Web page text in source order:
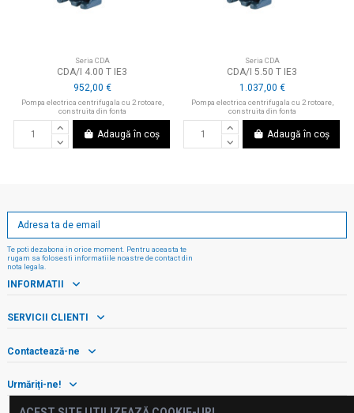
Seria CDA
CDA/I 4.00 T IE3
952,00 €
Pompa electrica centrifugala cu 2 rotoare,
construita din fonta
Adaugă în coș
Seria CDA
CDA/I 5.50 T IE3
1.037,00 €
Pompa electrica centrifugala cu 2 rotoare,
construita din fonta
Adaugă în coș
Te poti dezabona in orice moment. Pentru aceasta te
rugam sa folosesti informatiile noastre de contact din
nota legala.
INFORMATII
SERVICII CLIENTI
Contactează-ne
Urmăriți-ne!